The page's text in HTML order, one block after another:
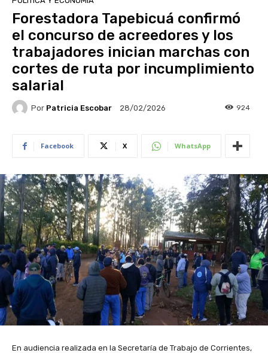
Forestadora Tapebicuá confirmó
el concurso de acreedores y los
trabajadores inician marchas con
cortes de ruta por incumplimiento
salarial
Por Patricia Escobar 28/02/2026 924
Facebook X WhatsApp
En audiencia realizada en la Secretaría de Trabajo de Corrientes,